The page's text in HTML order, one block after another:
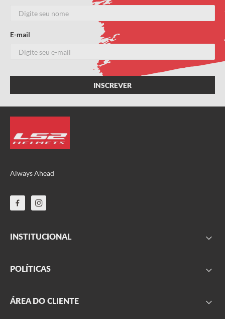
E-mail
Always Ahead
INSTITUCIONAL
Sobre nós
Onde encontrar
POLÍTICAS
Garantia
ÁREA DO CLIENTE